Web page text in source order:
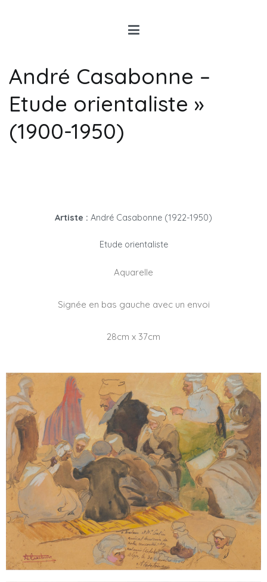
André Casabonne –
Etude orientaliste »
(1900-1950)
Artiste : André Casabonne (1922-1950)
Etude orientaliste
Aquarelle
Signée en bas gauche avec un envoi
28cm x 37cm